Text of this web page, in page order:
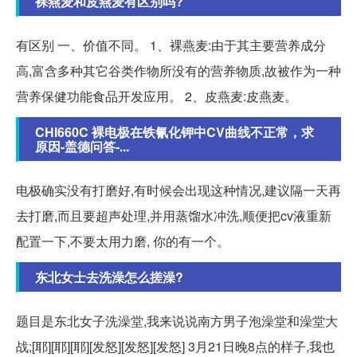
有区别 一、价值不同。 1、裸燕麦:由于其主要营养成分
高,富含多种其它谷类作物所没有的营养物质,故被作为一种
营养保健功能食品开发应用。 2、皮燕麦:皮燕麦。
CHI660C 裸电极在铁氰化钾中CV曲线不正常，求
原因-盖德问答-...
电极确实没有打磨好,有时候会出现这种情况,建议隔一天再
去打磨,而且要超声处理,并用蒸馏水冲洗,顺便把cv液重新
配置一下,不要太用力磨, 你的有一个。
东北女士去洗澡怎么搓澡?
题目是东北女子洗澡堂,我来说说南方男子泡澡堂和澡堂大
战;[耶][耶][耶][发怒][发怒][发怒] 3月21日晚8点的样子,我也